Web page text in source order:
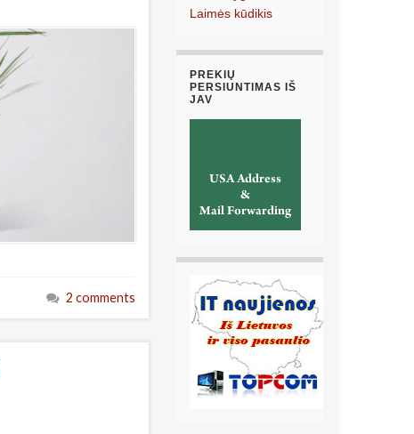
2 comments
Laimės kūdikis
PREKIŲ
PERSIUNTIMAS IŠ
JAV